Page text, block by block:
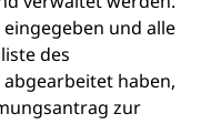
eingegeben und alle
des
haben,
zur